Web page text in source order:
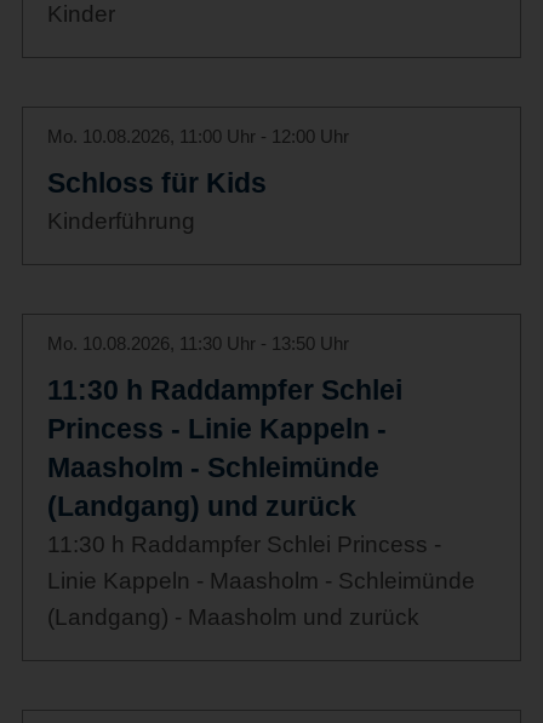
Kinder
Mo. 10.08.2026, 11:00 Uhr - 12:00 Uhr
Schloss für Kids
Kinderführung
Mo. 10.08.2026, 11:30 Uhr - 13:50 Uhr
11:30 h Raddampfer Schlei
Princess - Linie Kappeln -
Maasholm - Schleimünde
(Landgang) und zurück
11:30 h Raddampfer Schlei Princess -
Linie Kappeln - Maasholm - Schleimünde
(Landgang) - Maasholm und zurück